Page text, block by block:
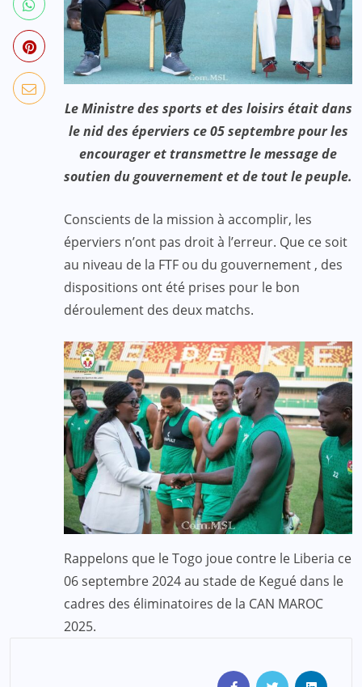
Le Ministre des sports et des loisirs était dans
le nid des éperviers ce 05 septembre pour les
encourager et transmettre le message de
soutien du gouvernement et de tout le peuple.
Conscients de la mission à accomplir, les
éperviers n’ont pas droit à l’erreur. Que ce soit
au niveau de la FTF ou du gouvernement , des
dispositions ont été prises pour le bon
déroulement des deux matchs.
Rappelons que le Togo joue contre le Liberia ce
06 septembre 2024 au stade de Kegué dans le
cadres des éliminatoires de la CAN MAROC
2025.